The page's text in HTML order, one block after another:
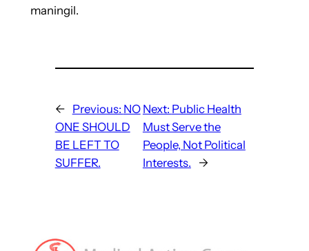
maningil.
← Previous: NO
ONE SHOULD
BE LEFT TO
SUFFER.
Next: Public Health
Must Serve the
People, Not Political
Interests.
→